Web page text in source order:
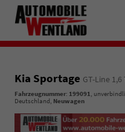
Kia Sportage GT-Line
Fahrzeugnummer: 199091,
Deutschland, Neuwagen